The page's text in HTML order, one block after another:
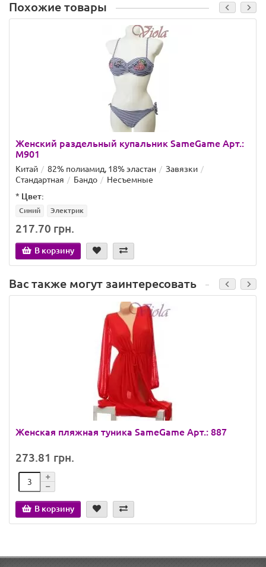
Похожие товары
Женский раздельный купальник SameGame Арт.:
M901
Китай 82% полиамид, 18% эластан
Завязки
Стандартная
Бандо
Несъемные
* Цвет:
Синий Электрик
217.70 грн.
В корзину
Вас также могут заинтересовать
Женская пляжная туника SameGame Арт.: 887
273.81 грн.
В корзину